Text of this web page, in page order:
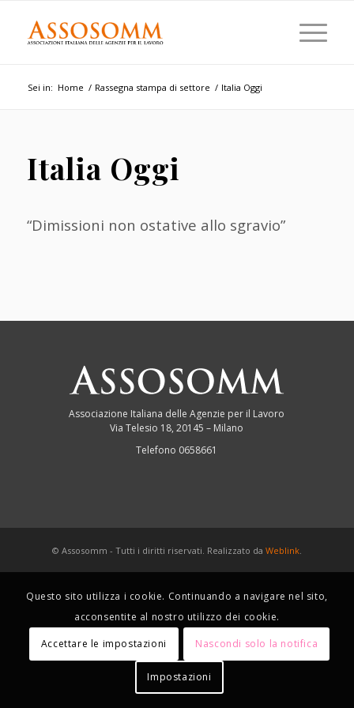
Sei in: Home / Rassegna stampa di settore / Italia Oggi
Italia Oggi
“Dimissioni non ostative allo sgravio”
Associazione Italiana delle Agenzie per il Lavoro
Via Telesio 18, 20145 – Milano
Telefono 0658661
© Assosomm - Tutti i diritti riservati. Realizzato da Weblink.
Questo sito utilizza i cookie. Continuando a navigare nel sito,
acconsentite al nostro utilizzo dei cookie.
Accettare le impostazioni Nascondi solo la notifica
Impostazioni